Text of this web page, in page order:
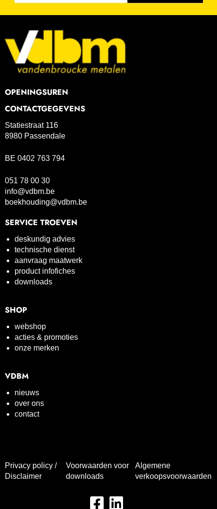
OPENINGSUREN
CONTACTGEGEVENS
Statiestraat 116
8980 Passendale
BE 0402 763 794
051 78 00 30
info@vdbm.be
boekhouding@vdbm.be
SERVICE TROEVEN
deskundig advies
technische dienst
aanvraag maatwerk
product infofiches
downloads
SHOP
webshop
acties & promoties
onze merken
VDBM
nieuws
over ons
contact
Privacy policy /
Disclaimer
Voorwaarden voor
downloads
Algemene
verkoopsvoorwaarden